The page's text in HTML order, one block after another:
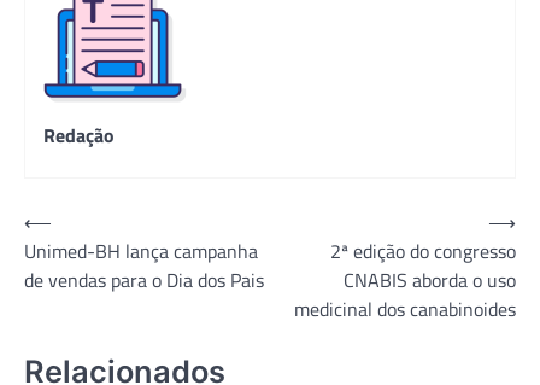
Redação
Navegação
de
Post
⟵
Unimed-BH lança campanha
de vendas para o Dia dos Pais
2ª edição do congresso
CNABIS aborda o uso
medicinal dos canabinoides
⟶
Relacionados